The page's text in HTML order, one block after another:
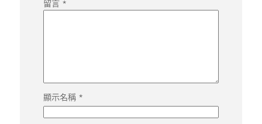
留言 *
顯示名稱 *